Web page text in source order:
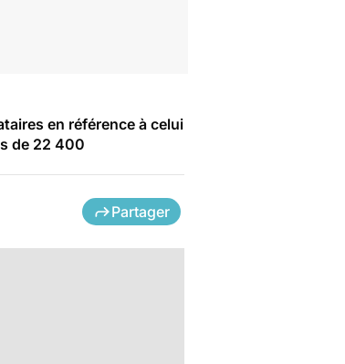
en référence à celui
de 22 400
Partager